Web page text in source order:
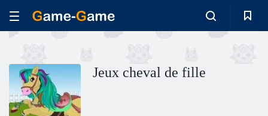
Jeux cheval de fille